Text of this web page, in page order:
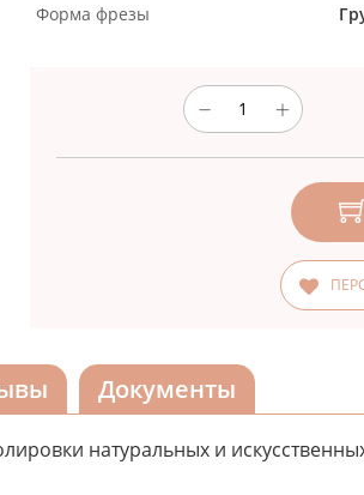
Форма фрезы
Документы
натуральных и